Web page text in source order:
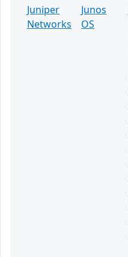
Juniper
Networks
Junos
OS